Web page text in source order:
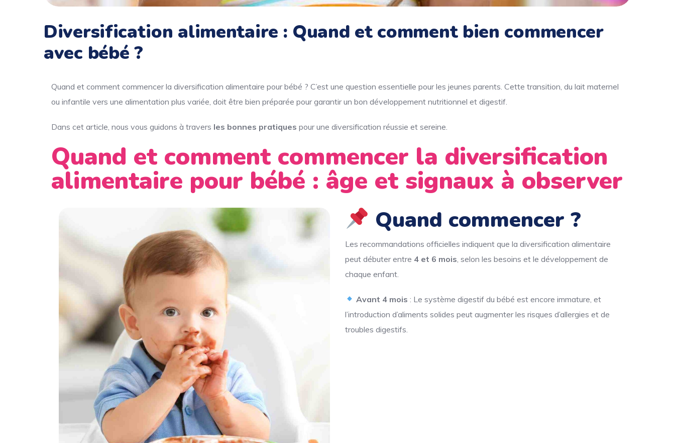
Diversification alimentaire : Quand et comment bien commencer
avec bébé ?
Quand et comment commencer la diversification alimentaire pour bébé ? C’est une question essentielle pour les jeunes parents. Cette transition, du lait maternel
ou infantile vers une alimentation plus variée, doit être bien préparée pour garantir un bon développement nutritionnel et digestif.
Dans cet article, nous vous guidons à travers les bonnes pratiques pour une diversification réussie et sereine.
Quand et comment commencer la diversification
alimentaire pour bébé : âge et signaux à observer
Quand commencer ?
Les recommandations officielles indiquent que la diversification alimentaire
peut débuter entre 4 et 6 mois , selon les besoins et le développement de
chaque enfant.
Avant 4 mois : Le système digestif du bébé est encore immature, et
l’introduction d’aliments solides peut augmenter les risques d’allergies et de
troubles digestifs.